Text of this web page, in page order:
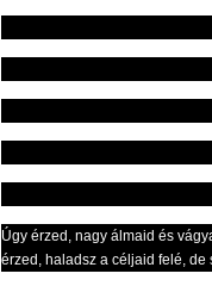
Úgy érzed, nagy álmaid és
érzed, haladsz a céljaid felé,